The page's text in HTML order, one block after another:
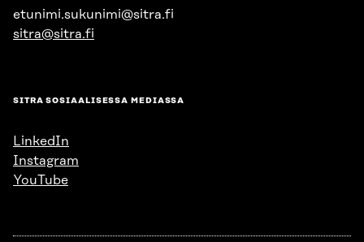
etunimi.sukunimi@sitra.fi
sitra@sitra.fi
SITRA SOSIAALISESSA MEDIASSA
LinkedIn
Instagram
YouTube